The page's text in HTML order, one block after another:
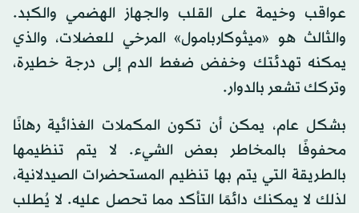
عواقب وخيمة على القلب والجهاز الهضمي والكبد.
والثالث هو «ميثوكاربامول» المرخي للعضلات، والذي
يمكنه تهدئتك وخفض ضغط الدم إلى درجة خطيرة،
وتركك تشعر بالدوار.
بشكل عام، يمكن أن تكون المكملات الغذائية رهانًا
محفوفًا بالمخاطر بعض الشيء. لا يتم تنظيمها
بالطريقة التي يتم بها تنظيم المستحضرات الصيدلانية،
لذلك لا يمكنك دائمًا التأكد مما تحصل عليه. لا يُطلب